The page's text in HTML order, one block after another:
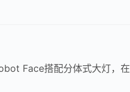
Face搭配分体式大灯，在